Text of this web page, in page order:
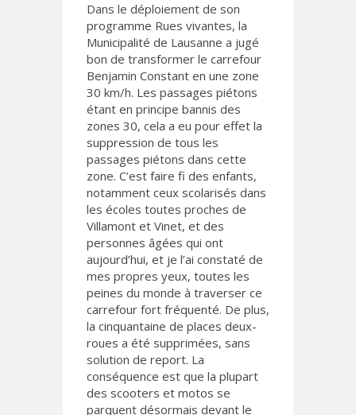
Dans le déploiement de son
programme Rues vivantes, la
Municipalité de Lausanne a jugé
bon de transformer le carrefour
Benjamin Constant en une zone
30 km/h. Les passages piétons
étant en principe bannis des
zones 30, cela a eu pour effet la
suppression de tous les
passages piétons dans cette
zone. C’est faire fi des enfants,
notamment ceux scolarisés dans
les écoles toutes proches de
Villamont et Vinet, et des
personnes âgées qui ont
aujourd’hui, et je l’ai constaté de
mes propres yeux, toutes les
peines du monde à traverser ce
carrefour fort fréquenté. De plus,
la cinquantaine de places deux-
roues a été supprimées, sans
solution de report. La
conséquence est que la plupart
des scooters et motos se
parquent désormais devant le